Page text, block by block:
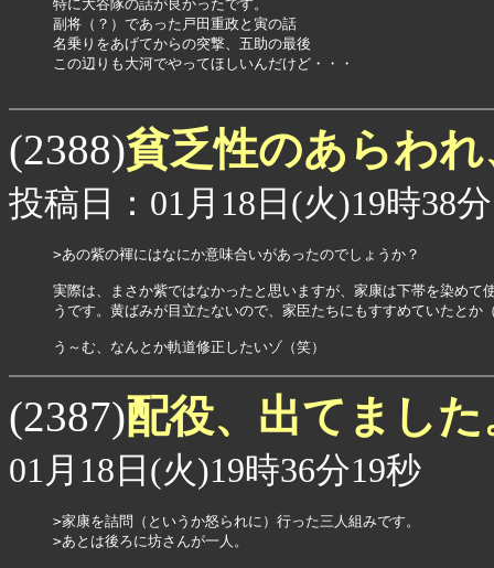
特に大谷隊の話が良かったです。
副将（？）であった戸田重政と寅の話
名乗りをあげてからの突撃、五助の最後
この辺りも大河でやってほしいんだけど・・・
(2388)貧乏性のあらわ
投稿日：01月18日(火)19時38
>あの紫の褌にはなにか意味合いがあったのでしょうか？
実際は、まさか紫ではなかったと思いますが、家康は下帯を染めて
うです。黄ばみが目立たないので、家臣たちにもすすめていたとか
う～む、なんとか軌道修正したいゾ（笑）
(2387)配役、出てまし
01月18日(火)19時36分19秒
>家康を詰問（というか怒られに）行った三人組みです。
>あとは後ろに坊さんが一人。